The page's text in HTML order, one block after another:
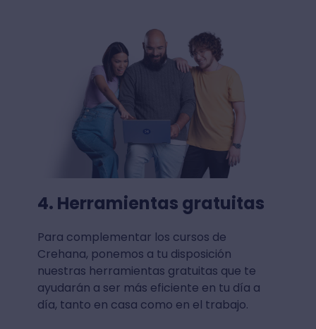
4. Herramientas gratuitas
Para complementar los cursos de
Crehana, ponemos a tu disposición
nuestras herramientas gratuitas que te
ayudarán a ser más eficiente en tu día a
día, tanto en casa como en el trabajo.